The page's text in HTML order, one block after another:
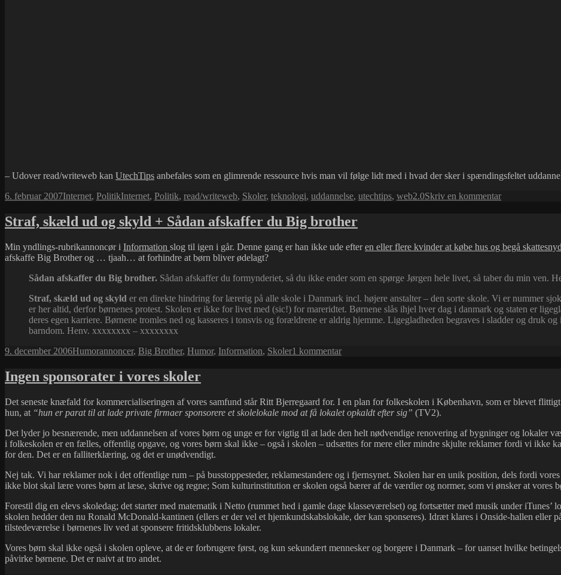
– Udover read/writeweb kan UtechTips anbefales som en glimrende ressource hvis man vil følge lidt med i hvad der sker i spændingsfeltet
Udgivet
6. februar 2007Kategorier
Internet, PolitikTags
Internet, Politik, read/writeweb, Skoler, teknologi, uddannelse, utechtips, web2.0Skriv en kommentartil
Straf, skæld ud og skyld + Sådan afskaffer du Big brother
Min yndlings-rubrikannoncør i Information slog til igen i går. Denne gang er han ikke ude efteren eller flere kvinder at købe hus og begå
afskaffe Big Brother og … tjaah… at forhindre at børn bliver ødelagt?
Sådan afskaffer du Big brother. Sådan afskaffer du formynderiet, så du ikke ender som en spørge Jørgen hele livet, så taber du min ven.
Straf, skæld ud og skyld er en direkte hindring for lærerig på alle skole i Danmark incl. højere anstalter – den sorte skole. Vi er nummer
er her altid, derfor børnenes protest. Skolen er ikke for livet med (sic!) for mareridtet. Børnene slås ihjel hver dag i danmark og staten er
deres egen karriere. Børnene tromles ned og kasseres i tonsvis og forældrene er aldrig hjemme. Ligegladheden begraves i sladder og druk
barndom. Henv. xxxxxxxx – xxxxxxxx
Udgivet
9. december 2006Kategorier
HumorTags
annoncer, Big Brother, Humor, Information, Skoler1 kommentartil
skyld
+
afskaffer
du
Ingen sponsorater i vores skoler
Det seneste knæfald for kommercialiseringen af vores samfund står Ritt Bjerregaard for. I en plan for folkeskolen i København, som er blevet flittigt
hun, at “hun er parat til at lade private firmaer sponsorere et skolelokale mod at få lokalet opkaldt efter sig” (TV2).
Det lyder jo besnærende, men uddannelsen af vores børn og unge er for vigtig til at lade den helt nødvendige renovering af bygninger og lokaler
i folkeskolen er en fælles, offentlig opgave, og vores børn skal ikke – også i skolen – udsættes for mere eller mindre skjulte reklamer fordi vi ikke
for den. Det er en falliterklæring, og det er unødvendigt.
Nej tak. Vi har reklamer nok i det offentlige rum – på busstoppesteder, reklamestandere og i fjernsynet. Skolen har en unik position, dels fordi
ikke blot skal lære vores børn at læse, skrive og regne; Som kulturinstitution er skolen også bærer af de værdier og normer, som vi ønsker at vores
Forestil dig en elevs skoledag; det starter med matematik i Netto (rummet hed i gamle dage klasseværelset) og fortsætter med musik under iTunes’
skolen hedder den nu Ronald McDonald-kantinen (ellers er der vel et hjemkundskabslokale, der kan sponseres). Idræt klares i Onside-hallen eller
tilstedeværelse i børnenes liv ved at sponsere fritidsklubbens lokaler.
Vores børn skal ikke også i skolen opleve, at de er forbrugere først, og kun sekundært mennesker og borgere i Danmark – for uanset hvilke
påvirke børnene. Det er naivt at tro andet.